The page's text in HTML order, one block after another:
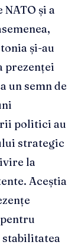
și a
și-au
prezenței
un semn de
politici au
strategic
la
Aceștia